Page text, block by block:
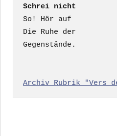
Schrei nicht
So! Hör auf
Die Ruhe der
Gegenstände.
Archiv Rubrik "Vers